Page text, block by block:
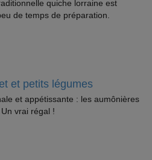
quiche lorraine est
de temps de préparation.
et petits légumes
et appétissante : les aumônières
vrai régal !